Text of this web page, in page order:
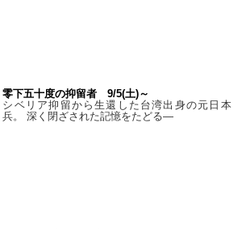
零下五十度の抑留者 9/5(土)～
シベリア抑留から生還した台湾出身の元日本
兵。 深く閉ざされた記憶をたどる—